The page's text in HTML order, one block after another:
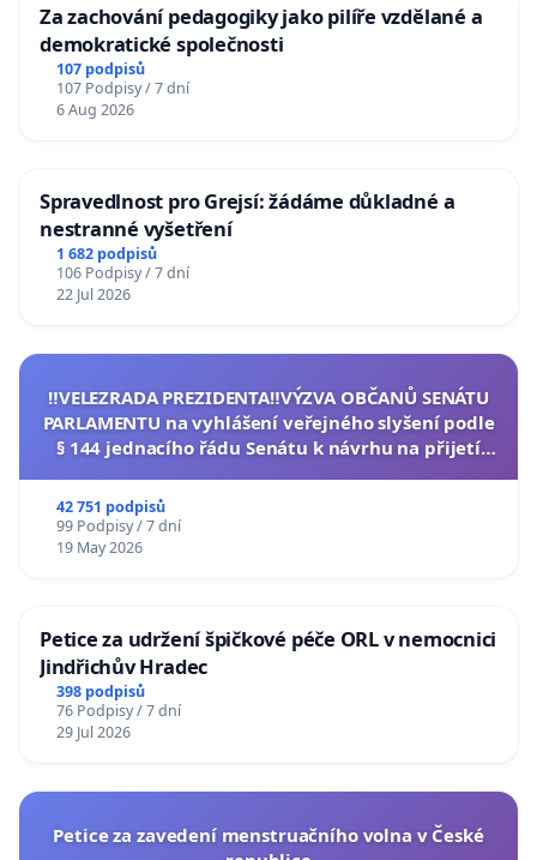
Za zachování pedagogiky jako pilíře vzdělané a
demokratické společnosti
107 podpisů
107 Podpisy / 7 dní
6 Aug 2026
Spravedlnost pro Grejsí: žádáme důkladné a
nestranné vyšetření
1 682 podpisů
106 Podpisy / 7 dní
22 Jul 2026
‼️VELEZRADA PREZIDENTA‼️VÝZVA OBČANŮ SENÁTU
PARLAMENTU na vyhlášení veřejného slyšení podle
§ 144 jednacího řádu Senátu k návrhu na přijetí
42 751 podpisů
99 Podpisy / 7 dní
19 May 2026
Petice za udržení špičkové péče ORL v nemocnici
Jindřichův Hradec
398 podpisů
76 Podpisy / 7 dní
29 Jul 2026
Petice za zavedení menstruačního volna v České